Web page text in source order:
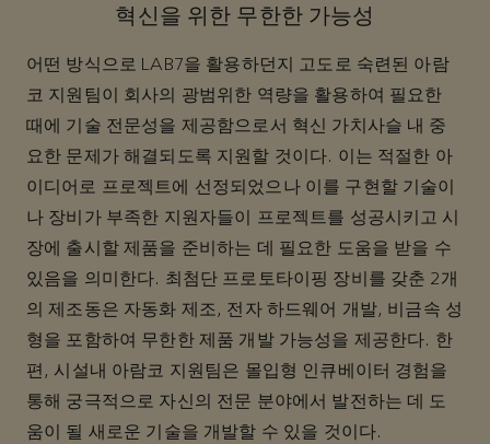
혁신을 위한 무한한 가능성
어떤 방식으로 LAB7을 활용하던지 고도로 숙련된 아람
코 지원팀이 회사의 광범위한 역량을 활용하여 필요한
때에 기술 전문성을 제공함으로서 혁신 가치사슬 내 중
요한 문제가 해결되도록 지원할 것이다. 이는 적절한 아
이디어로 프로젝트에 선정되었으나 이를 구현할 기술이
나 장비가 부족한 지원자들이 프로젝트를 성공시키고 시
장에 출시할 제품을 준비하는 데 필요한 도움을 받을 수
있음을 의미한다. 최첨단 프로토타이핑 장비를 갖춘 2개
의 제조동은 자동화 제조, 전자 하드웨어 개발, 비금속 성
형을 포함하여 무한한 제품 개발 가능성을 제공한다. 한
편, 시설내 아람코 지원팀은 몰입형 인큐베이터 경험을
통해 궁극적으로 자신의 전문 분야에서 발전하는 데 도
움이 될 새로운 기술을 개발할 수 있을 것이다.